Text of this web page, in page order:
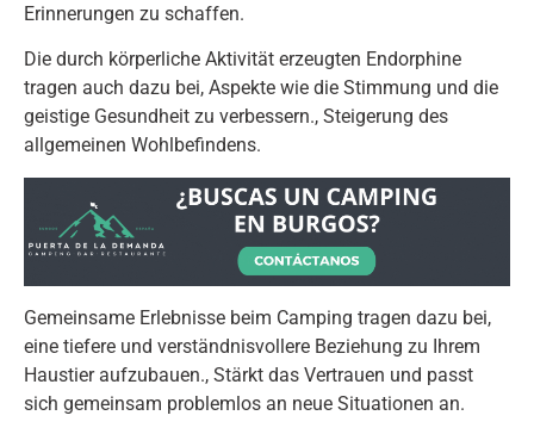
Erinnerungen zu schaffen.
Die durch körperliche Aktivität erzeugten Endorphine
tragen auch dazu bei, Aspekte wie die Stimmung und die
geistige Gesundheit zu verbessern., Steigerung des
allgemeinen Wohlbefindens.
Gemeinsame Erlebnisse beim Camping tragen dazu bei,
eine tiefere und verständnisvollere Beziehung zu Ihrem
Haustier aufzubauen., Stärkt das Vertrauen und passt
sich gemeinsam problemlos an neue Situationen an.